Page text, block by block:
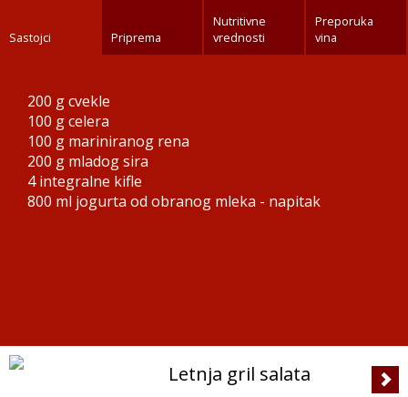
Sastojci Priprema
Nutritivne
vrednosti
Preporuka
vina
200 gcvekle
100 gcelera
100 g mariniranog rena
200 g mladog sira
4integralne kifle
800 ml jogurta od obranog mleka - napitak
Letnja gril salata